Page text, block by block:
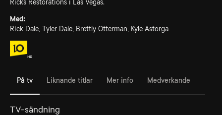
Ricks Restorations i Las Vegas.
Med:
Rick Dale, Tyler Dale, Brettly Otterman, Kyle Astorga
På tv Liknande titlar Mer info Medverkande
TV-sändning